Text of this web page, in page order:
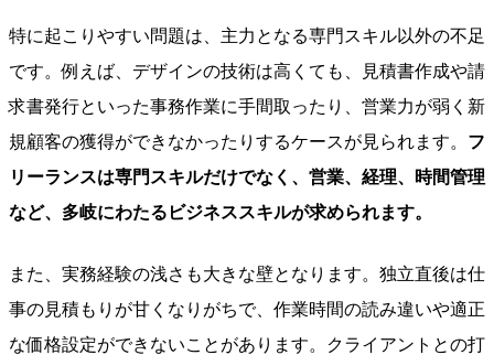
特に起こりやすい問題は、主力となる専門スキル以外の不足
です。例えば、デザインの技術は高くても、見積書作成や請
求書発行といった事務作業に手間取ったり、営業力が弱く新
規顧客の獲得ができなかったりするケースが見られます。 フ
リーランスは専門スキルだけでなく、営業、経理、時間管理
など、多岐にわたるビジネススキルが求められます。
また、実務経験の浅さも大きな壁となります。独立直後は仕
事の見積もりが甘くなりがちで、作業時間の読み違いや適正
な価格設定ができないことがあります。クライアントとの打